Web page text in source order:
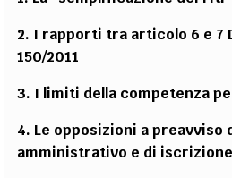
2. I rapporti tra articolo 6 e 7
150/2011
3. I limiti della competenza
4. Le opposizioni a preavviso
amministrativo e di